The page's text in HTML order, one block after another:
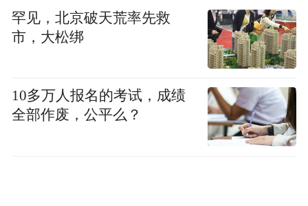
“特别声明：以上作品内容(包括在内的视频、图片或音
频)为凤凰网旗下自媒体平台“大风号”用户上传并发
布，本平台仅提供信息存储空间服务。
Notice: The content above (including the videos,
pictures and audios if any) is uploaded and posted
by the user of Dafeng Hao, which is a social media
platform and merely provides information storage
space services.”
罕见，北京破天荒率先救
市，大松绑
10多万人报名的考试，成绩
全部作废，公平么？